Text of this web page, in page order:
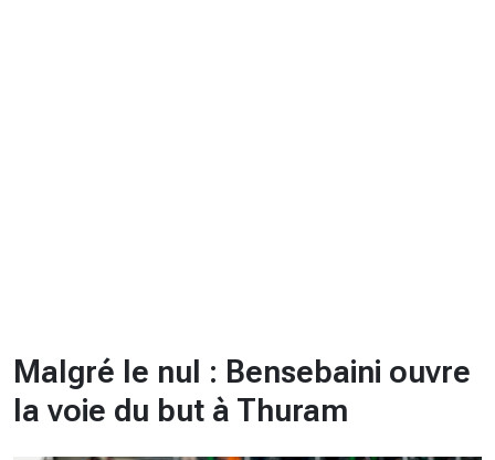
Malgré le nul : Bensebaini ouvre
la voie du but à Thuram